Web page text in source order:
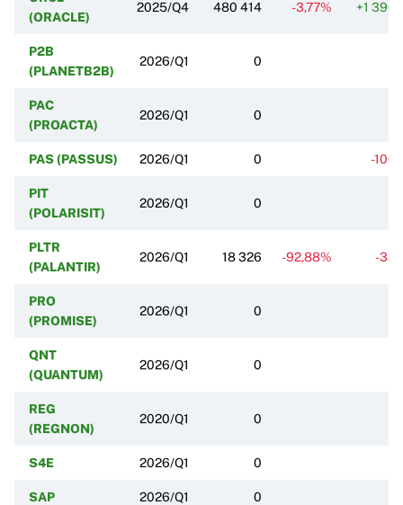
(ORACLE)
2025/Q4 480 414 -3,77% +1
P2B
(PLANETB2B)
2026/Q1 0
PAC
(PROACTA)
2026/Q1 0
PAS (PASSUS) 2026/Q1 0 -
PIT
(POLARISIT)
2026/Q1 0
PLTR
(PALANTIR)
2026/Q1 18 326 -92,88% -
PRO
(PROMISE)
2026/Q1 0
QNT
(QUANTUM)
2026/Q1 0
REG
(REGNON)
2020/Q1 0
S4E 2026/Q1 0
SAP 2026/Q1 0